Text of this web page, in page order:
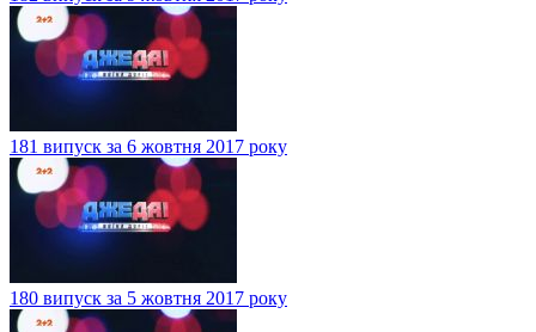
181 випуск за 6 жовтня 2017 року
180 випуск за 5 жовтня 2017 року